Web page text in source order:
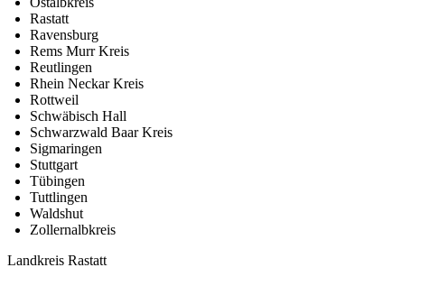
Rastatt
Ravensburg
Rems Murr Kreis
Reutlingen
Rhein Neckar Kreis
Rottweil
Schwäbisch Hall
Schwarzwald Baar Kreis
Sigmaringen
Stuttgart
Tübingen
Tuttlingen
Waldshut
Zollernalbkreis
Landkreis Rastatt